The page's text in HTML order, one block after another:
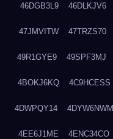
46DGB3L9 46DLKJV6
47JMVITW 47TRZS70
49R1GYE9 49SPF3MJ
4BOKJ6KQ 4C9HCESS
4DWPQY14 4DYW6NWM
4EE6J1ME 4ENC34CO